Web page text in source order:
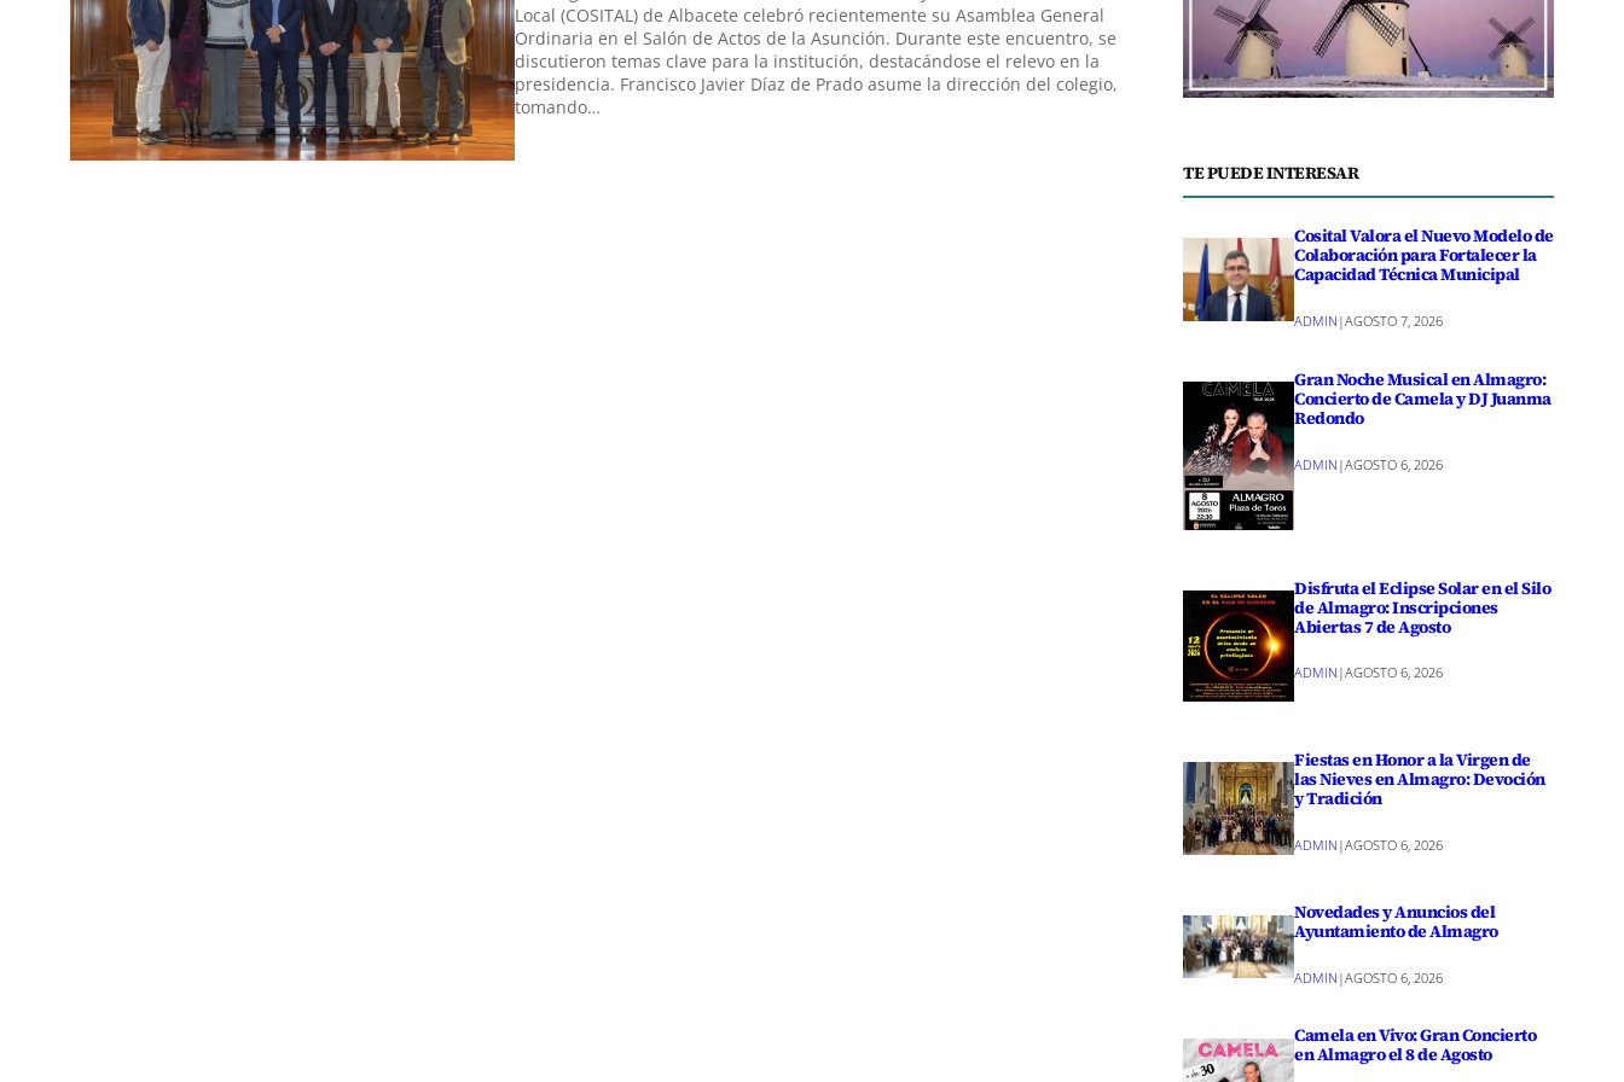
Local (COSITAL) de Albacete celebró recientemente su Asamblea General
Ordinaria en el Salón de Actos de la Asunción. Durante este encuentro, se
discutieron temas clave para la institución, destacándose el relevo en la
presidencia. Francisco Javier Díaz de Prado asume la dirección del colegio,
tomando…
TE PUEDE INTERESAR
Cosital Valora el Nuevo Modelo de
Colaboración para Fortalecer la
Capacidad Técnica Municipal
ADMIN |AGOSTO 7, 2026
Gran Noche Musical en Almagro:
Concierto de Camela y DJ Juanma
Redondo
ADMIN |AGOSTO 6, 2026
Disfruta el Eclipse Solar en el Silo
de Almagro: Inscripciones
Abiertas 7 de Agosto
ADMIN |AGOSTO 6, 2026
Fiestas en Honor a la Virgen de
las Nieves en Almagro: Devoción
y Tradición
ADMIN |AGOSTO 6, 2026
Novedades y Anuncios del
Ayuntamiento de Almagro
ADMIN |AGOSTO 6, 2026
Camela en Vivo: Gran Concierto
en Almagro el 8 de Agosto